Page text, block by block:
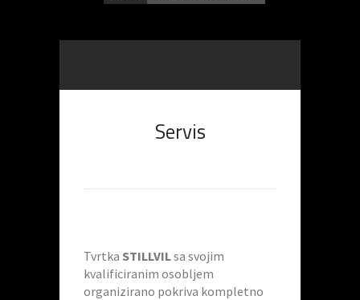
Servis
Tvrtka STILLVILsa svojim
kvalificiranim osobljem
organizirano pokriva kompletno